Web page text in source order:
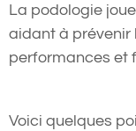
La podologie
aidant à prévenir
performances et
Voici quelques